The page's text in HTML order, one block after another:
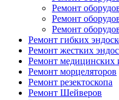
Ремонт
Ремонт
Ремонт
Ремонт гибких
Ремонт жестких
Ремонт медицинских
Ремонт морцеляторов
Ремонт резектоскопа
Ремонт Шейверов